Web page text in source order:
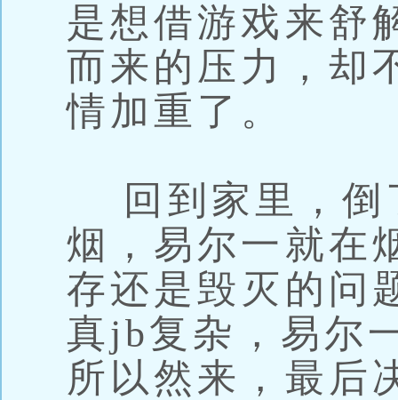
是想借游戏来舒
而来的压力，却
情加重了。
回到家里，倒
烟，易尔一就在
存还是毁灭的问
真jb复杂，易尔
所以然来，最后